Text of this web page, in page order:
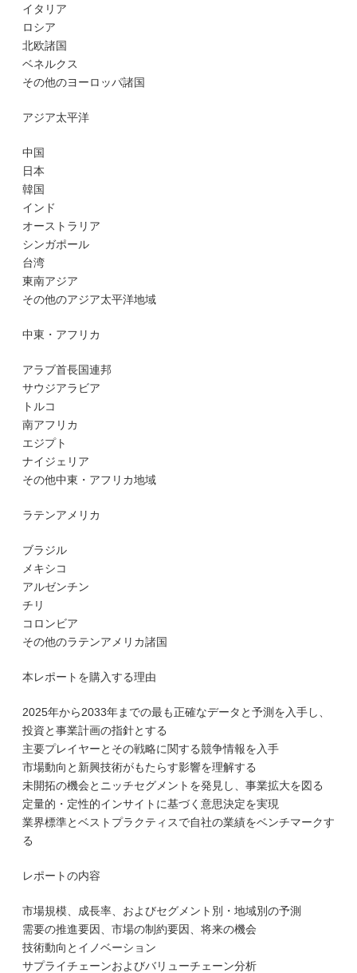
イタリア
ロシア
北欧諸国
ベネルクス
その他のヨーロッパ諸国
アジア太平洋
中国
日本
韓国
インド
オーストラリア
シンガポール
台湾
東南アジア
その他のアジア太平洋地域
中東・アフリカ
アラブ首長国連邦
サウジアラビア
トルコ
南アフリカ
エジプト
ナイジェリア
その他中東・アフリカ地域
ラテンアメリカ
ブラジル
メキシコ
アルゼンチン
チリ
コロンビア
その他のラテンアメリカ諸国
本レポートを購入する理由
2025年から2033年までの最も正確なデータと予測を入手し、
投資と事業計画の指針とする
主要プレイヤーとその戦略に関する競争情報を入手
市場動向と新興技術がもたらす影響を理解する
未開拓の機会とニッチセグメントを発見し、事業拡大を図る
定量的・定性的インサイトに基づく意思決定を実現
業界標準とベストプラクティスで自社の業績をベンチマークす
る
レポートの内容
市場規模、成長率、およびセグメント別・地域別の予測
需要の推進要因、市場の制約要因、将来の機会
技術動向とイノベーション
サプライチェーンおよびバリューチェーン分析